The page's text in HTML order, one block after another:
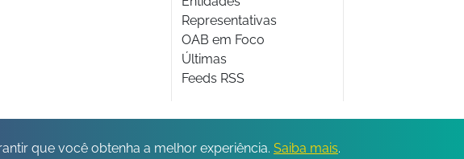
Representativas
OAB em Foco
Últimas
Feeds RSS
que você obtenha a melhor experiência. Saiba mais.